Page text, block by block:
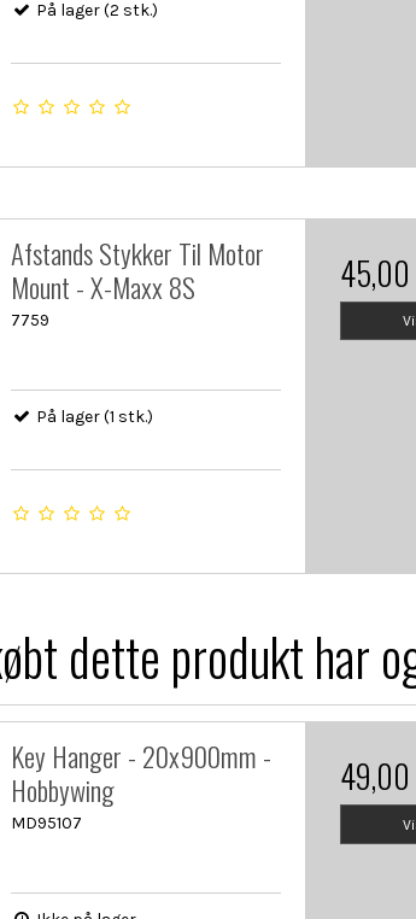
På lager (2 stk.)
Afstands Stykker Til Motor
Mount - X-Maxx 8S
7759
På lager (1 stk.)
45,00
dette produkt har
Key Hanger - 20x900mm -
Hobbywing
MD95107
49,00